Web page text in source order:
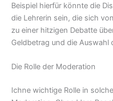
Beispiel hierfür könnte die
die Lehrerin sein, die sich
zu einer hitzigen Debatte
Geldbetrag und die
Die Rolle der Moderation
Ichne wichtige Rolle in